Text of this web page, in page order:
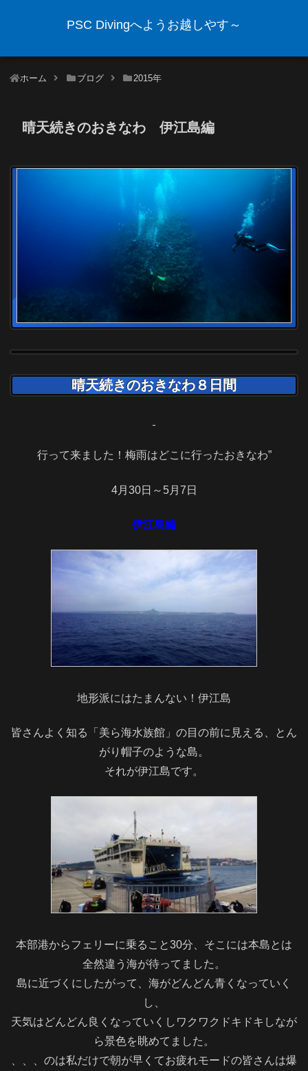
PSC Divingへようお越しやす～
ホーム ブログ 2015年
晴天続きのおきなわ 伊江島編
晴天続きのおきなわ８日間
行って来ました！梅雨はどこに行ったおきなわ”
4月30日～5月7日
伊江島編
地形派にはたまんない！伊江島
皆さんよく知る「美ら海水族館」の目の前に見える、とん
がり帽子のような島。
それが伊江島です。
本部港からフェリーに乗ること30分、そこには本島とは
全然違う海が待ってました。
島に近づくにしたがって、海がどんどん青くなっていく
し、
天気はどんどん良くなっていくしワクワクドキドキしなが
ら景色を眺めてました。
、、、のは私だけで朝が早くてお疲れモードの皆さんは爆